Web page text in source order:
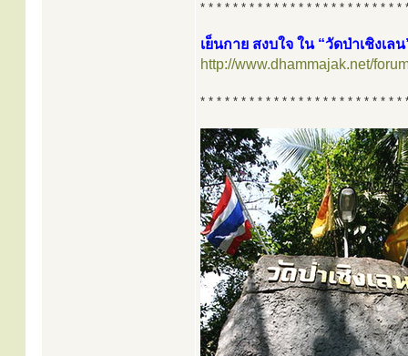
* * * * * * * * * * * * * * * * * * * * * * * * *
เย็นกาย สงบใจ ใน “วัดป่าเชิงเลน
http://www.dhammajak.net/
* * * * * * * * * * * * * * * * * * * * * * * * *